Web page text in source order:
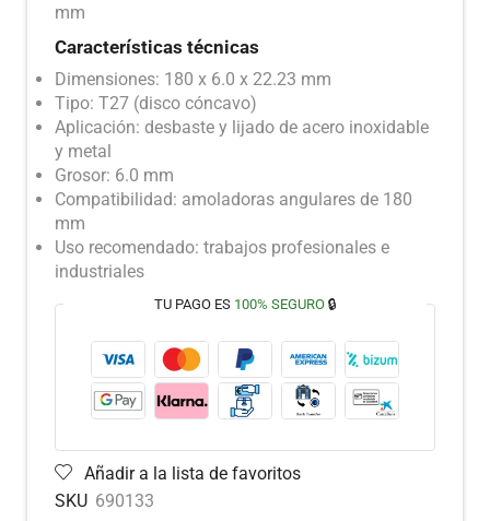
mm
Características técnicas
Dimensiones: 180 x 6.0 x 22.23 mm
Tipo: T27 (disco cóncavo)
Aplicación: desbaste y lijado de acero inoxidable
y metal
Grosor: 6.0 mm
Compatibilidad: amoladoras angulares de 180
mm
Uso recomendado: trabajos profesionales e
industriales
TU PAGO ES 100% SEGURO🔒
Añadir a la lista de favoritos
SKU 690133